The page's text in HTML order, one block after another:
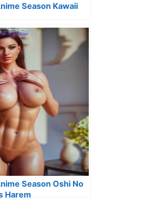
Season Kawaii
Season Oshi No
Harem